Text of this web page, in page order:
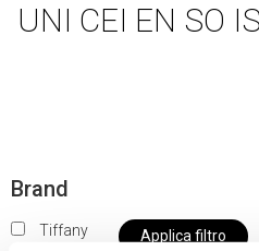
UNI CEI EN SO
Brand
Tiffany Applica filtro